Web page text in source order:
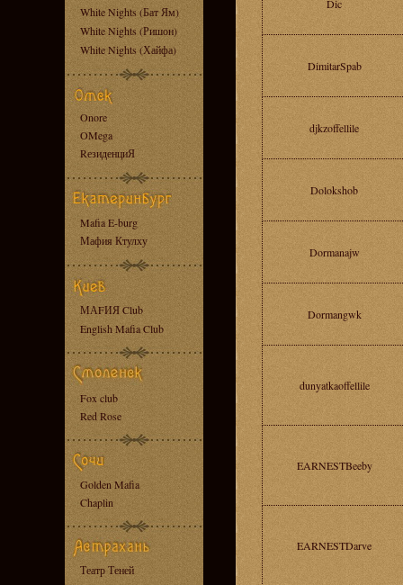
White Nights (Бат Ям)
White Nights (Ришон)
White Nights (Хайфа)
Onore
OMega
RезиденциЯ
Mafia E-burg
Мафия Ктулху
МАFИЯ Club
English Mafia Club
Fox club
Red Rose
Golden Mafia
Chaplin
Театр Теней
Dic
DimitarSpab
djkzoffellile
Dolokshob
Dormanajw
Dormangwk
dunyatkaoffellile
EARNESTBeeby
EARNESTDarve